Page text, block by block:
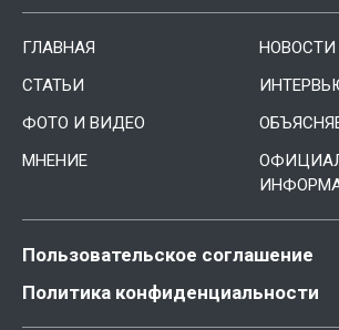
ГЛАВНАЯ
НОВОСТИ
СТАТЬИ
ФОТО И ВИДЕО
МНЕНИЕ
Пользовательское соглашение
Политика конфиденциальности